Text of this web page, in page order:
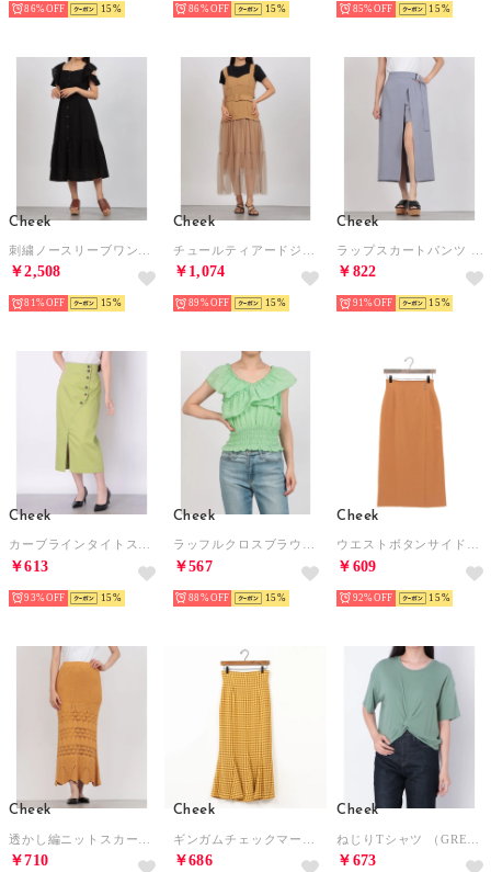
86% 15 86% 15 85% 15
Cheek
￥2,508
81% 15
Cheek
￥1,074
89% 15
Cheek
￥822
91% 15
Cheek
カーブラインタイトスカート （PISTACHIO）
￥613
93% 15
Cheek
ラッフルクロスブラウス （GREEN）
￥567
88% 15
Cheek
ウエストボタンサイドスリットタイトスカート （ORN）
￥609
92% 15
Cheek
￥710
Cheek
￥686
Cheek
￥673